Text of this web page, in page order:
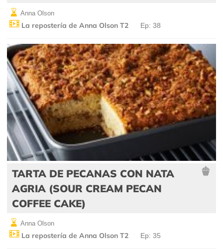
Anna Olson
La repostería de Anna Olson T2 Ep: 38
TARTA DE PECANAS CON NATA
AGRIA (SOUR CREAM PECAN
COFFEE CAKE)
Anna Olson
La repostería de Anna Olson T2 Ep: 35